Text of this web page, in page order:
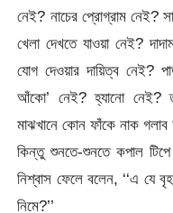
নেই? নাচের প্রোগ্রাম নেই?
খেলা দেখতে যাওয়া নেই?
যোগ দেওয়ার দায়িত্ব নেই?
আঁকো’ নেই? হ্যানো নেই?
মাঝখানে কোন ফাঁকে নাক
কিন্তু শুনতে-শুনতে কপাল
নিশ্বাস ফেলে বলেন, ‘‘এ যে
নিমে?’’